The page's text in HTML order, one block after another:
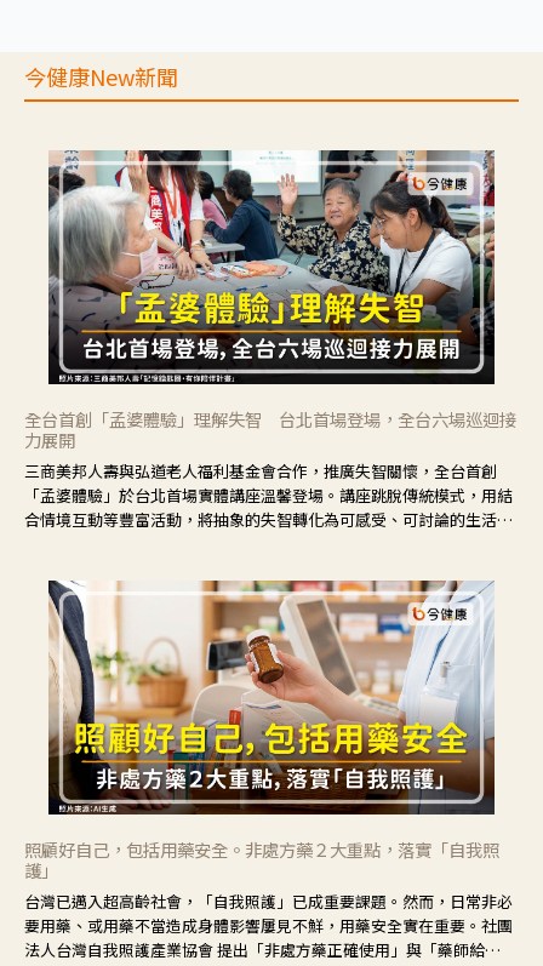
今健康New新聞
全台首創「孟婆體驗」理解失智 台北首場登場，全台六場巡迴接
力展開
三商美邦人壽與弘道老人福利基金會合作，推廣失智關懷，全台首創
「孟婆體驗」於台北首場實體講座溫馨登場。講座跳脫傳統模式，用結
合情境互動等豐富活動，將抽象的失智轉化為可感受、可討論的生活情
照顧好自己，包括用藥安全。非處方藥２大重點，落實「自我照
護」
台灣已邁入超高齡社會，「自我照護」已成重要課題。然而，日常非必
要用藥、或用藥不當造成身體影響屢見不鮮，用藥安全實在重要。社團
法人台灣自我照護產業協會 提出「非處方藥正確使用」與「藥師給